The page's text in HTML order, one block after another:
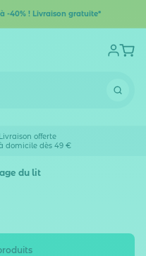
-40% ! Livraison gratuite*
Livraison offerte
domicile dès 49 €
du lit